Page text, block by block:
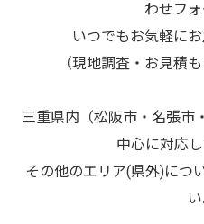
わせフ
いつでもお気軽に
（現地調査・お見積
三重県内（松阪市・名張市
中心に対応し
その他のエリア(県外)につ
い